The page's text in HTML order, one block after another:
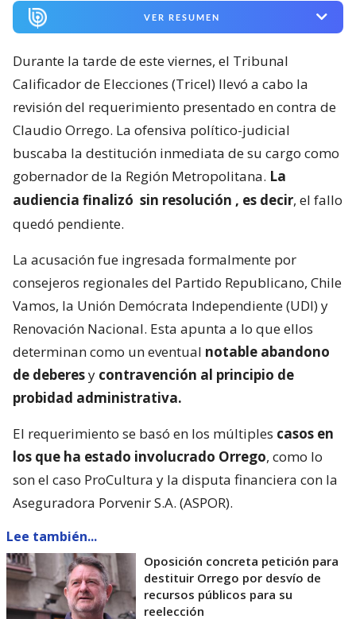
VER RESUMEN
Durante la tarde de este viernes, el Tribunal
Calificador de Elecciones (Tricel) llevó a cabo la
revisión del requerimiento presentado en contra de
Claudio Orrego. La ofensiva político-judicial
buscaba la destitución inmediata de su cargo como
gobernador de la Región Metropolitana. La
audiencia finalizó sin resolución , es decir, el fallo
quedó pendiente.
La acusación fue ingresada formalmente por
consejeros regionales del Partido Republicano, Chile
Vamos, la Unión Demócrata Independiente (UDI) y
Renovación Nacional. Esta apunta a lo que ellos
determinan como un eventual notable abandono
de deberesy contravención al principio de
probidad administrativa.
El requerimiento se basó en los múltiples casos en
los que ha estado involucrado Orrego, como lo
son el caso ProCultura y la disputa financiera con la
Aseguradora Porvenir S.A. (ASPOR).
Lee también...
Oposición concreta petición para
destituir Orrego por desvío de
recursos públicos para su
reelección